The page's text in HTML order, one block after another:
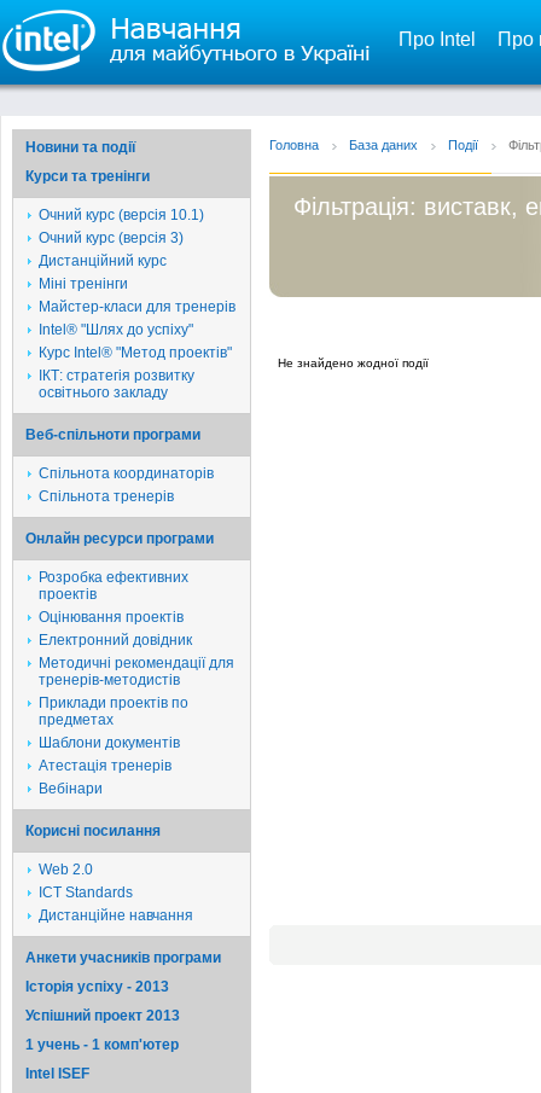
Про Intel Про
Новини та події
Курси та тренінги
Очний курс (версія 10.1)
Очний курс (версія 3)
Дистанційний курс
Міні тренінги
Майстер-класи для тренерів
Intel® "Шлях до успіху"
Курс Intel® "Метод проектів"
ІКТ: стратегія розвитку
освітнього закладу
Веб-спільноти програми
Спільнота координаторів
Спільнота тренерів
Онлайн ресурси програми
Розробка ефективних
проектів
Оцінювання проектів
Електронний довідник
Методичні рекомендації для
тренерів-методистів
Приклади проектів по
предметах
Шаблони документів
Атестація тренерів
Вебінари
Корисні посилання
Web 2.0
ICT Standards
Дистанційне навчання
Анкети учасників програми
Історія успіху - 2013
Успішний проект 2013
1 учень - 1 комп'ютер
Intel ISEF
Головна База даних Події
Фільтрація: виставк,
Не знайдено жодної події